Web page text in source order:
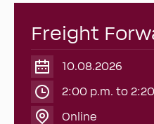
Freight
10.08.2026
2:00 p.m. to
Online